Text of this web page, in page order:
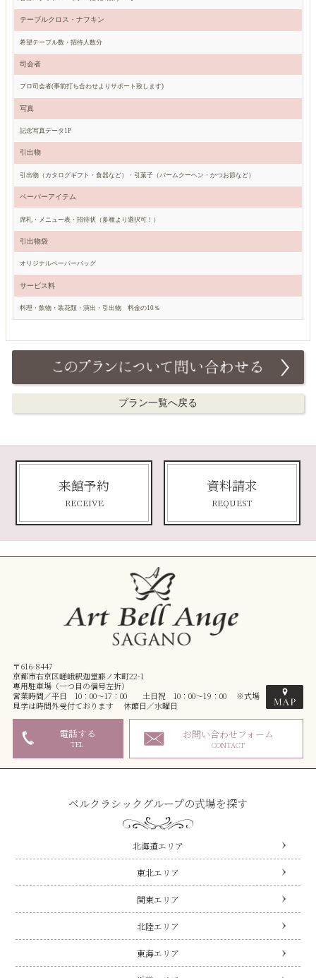
テーブルクロス・ナフキン
希望テーブル数・招待人数分
司会者
プロ司会者(事前打ち合わせよりサポート致します)
写真
記念写真データ1P
引出物
引出物（カタログギフト・食器など）・引菓子（バームクーヘン・かつお節など）
ペーパーアイテム
席札・メニュー表・招待状（多種より選択可！）
引出物袋
オリジナルペーパーバッグ
サービス料
料理・飲物・装花類・演出・引出物 料金の10％
プラン一覧へ戻る
来館予約
RECEIVE
資料請求
REQUEST
〒616-8447
京都市右京区嵯峨釈迦堂藤ノ木町22-1
専用駐車場（一つ目の信号左折）
営業時間／平日 10：00～17：00 土日祝 10：00～19：00 ※式場
見学は時間外受付ております 休館日／水曜日
電話する
TEL
お問い合わせフォーム
CONTACT
ベルクラシックグループの式場を探す
北海道エリア
東北エリア
関東エリア
北陸エリア
東海エリア